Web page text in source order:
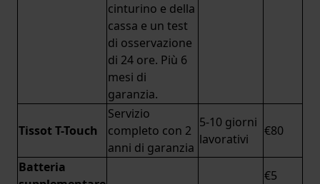
cinturino e della
cassa e un test
di osservazione
di 24 ore. Più 6
mesi di
garanzia.
Tissot T-Touch
Servizio
completo con 2
anni di garanzia
5-10 giorni
lavorativi
€80
Batteria
€5